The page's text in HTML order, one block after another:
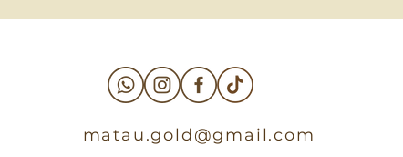
matau.gold@gmail.com